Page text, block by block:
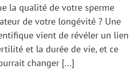
la qualité de votre sperme
de votre longévité ? Une
vient de révéler un lien
et la durée de vie, et ce
changer [...]